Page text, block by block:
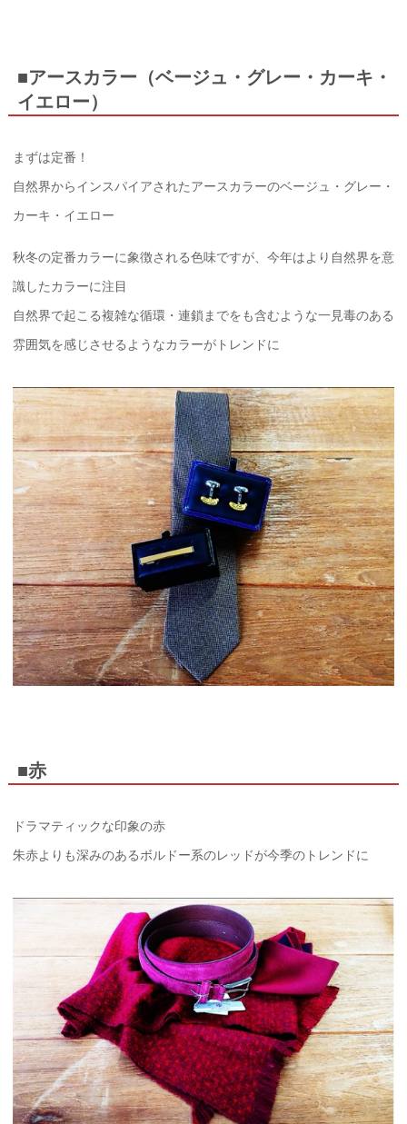
■アースカラー（ベージュ・グレー・カーキ・
イエロー）
まずは定番！
自然界からインスパイアされたアースカラーのベージュ・グレー・
カーキ・イエロー
秋冬の定番カラーに象徴される色味ですが、今年はより自然界を意
識したカラーに注目
自然界で起こる複雑な循環・連鎖までをも含むような一見毒のある
雰囲気を感じさせるようなカラーがトレンドに
■赤
ドラマティックな印象の赤
朱赤よりも深みのあるボルドー系のレッドが今季のトレンドに